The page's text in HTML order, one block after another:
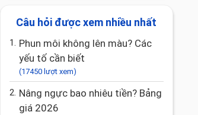
Câu hỏi được xem nhiều nhất
1. Phun môi không lên màu? Các
yếu tố cần biết
(17450 lượt xem)
2. Nâng ngực bao nhiêu tiền? Bảng
giá 2026